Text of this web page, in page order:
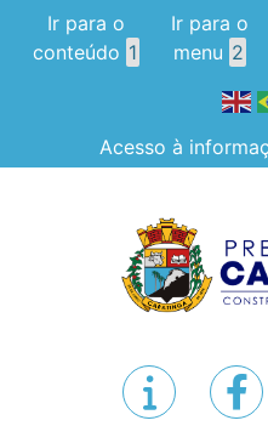
Ir para o
conteúdo 1
Ir para o
menu 2
Acesso à